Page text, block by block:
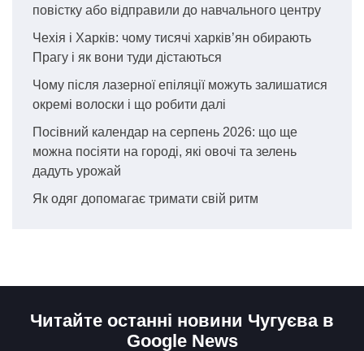
повістку або відправили до навчального центру
Чехія і Харків: чому тисячі харків’ян обирають
Прагу і як вони туди дістаються
Чому після лазерної епіляції можуть залишатися
окремі волоски і що робити далі
Посівний календар на серпень 2026: що ще
можна посіяти на городі, які овочі та зелень
дадуть урожай
Як одяг допомагає тримати свій ритм
Читайте останні новини Чугуєва в
Google News